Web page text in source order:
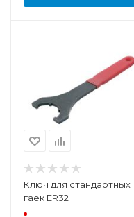
Ключ для стандартных
гаек ER32